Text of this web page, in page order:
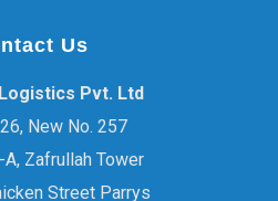
Us
Pvt. Ltd
New No. 257
Zafrullah Tower
Street Parrys